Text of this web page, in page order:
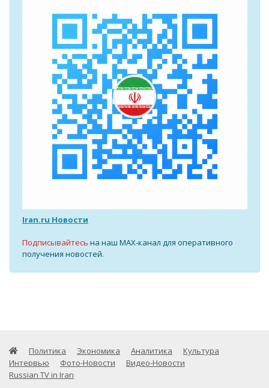
Iran.ru Новости
Подписывайтесь на наш MAX-канал для оперативного
получения новостей.
Политика Экономика Аналитика
Культура
Интервью
Фото-Новости
Видео-Новости
Russian TV in Iran